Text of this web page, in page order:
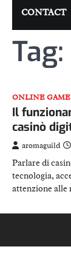
CONTACT
Tag:
ONLINE
Il
casinò
aromaguild
Parlare di
tecnologia,
attenzione alle